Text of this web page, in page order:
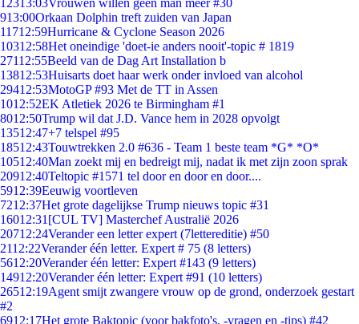
12313:03Vrouwen willen geen man meer #30
913:00Orkaan Dolphin treft zuiden van Japan
11712:59Hurricane & Cyclone Season 2026
10312:58Het oneindige 'doet-ie anders nooit'-topic # 1819
27112:55Beeld van de Dag Art Installation b
13812:53Huisarts doet haar werk onder invloed van alcohol
29412:53MotoGP #93 Met de TT in Assen
1012:52EK Atletiek 2026 te Birmingham #1
8012:50Trump wil dat J.D. Vance hem in 2028 opvolgt
13512:47+7 telspel #95
18512:43Touwtrekken 2.0 #636 - Team 1 beste team *G* *O*
10512:40Man zoekt mij en bedreigt mij, nadat ik met zijn zoon sprak
20912:40Teltopic #1571 tel door en door en door....
5912:39Eeuwig voortleven
7212:37Het grote dagelijkse Trump nieuws topic #31
16012:31 [CUL TV] Masterchef Australië 2026
20712:24Verander een letter expert (7lettereditie) #50
2112:22Verander één letter. Expert # 75 (8 letters)
5612:20Verander één letter: Expert #143 (9 letters)
14912:20Verander één letter: Expert #91 (10 letters)
26512:19Agent smijt zwangere vrouw op de grond, onderzoek gestart
#2
6912:17Het grote Baktopic (voor bakfoto's, -vragen en -tips) #42